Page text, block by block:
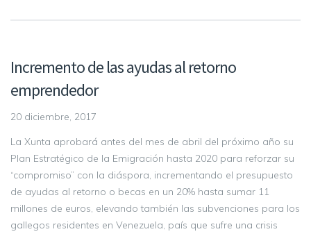
Incremento de las ayudas al retorno
emprendedor
20 diciembre, 2017
La Xunta aprobará antes del mes de abril del próximo año su
Plan Estratégico de la Emigración hasta 2020 para reforzar su
“compromiso” con la diáspora, incrementando el presupuesto
de ayudas al retorno o becas en un 20% hasta sumar 11
millones de euros, elevando también las subvenciones para los
gallegos residentes en Venezuela, país que sufre una crisis